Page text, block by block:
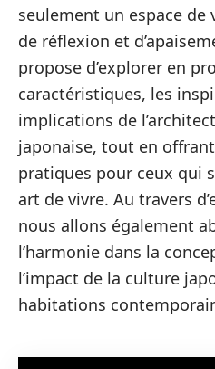
seulement un espace de
de réflexion et
propose d’explorer en
caractéristiques, les
implications de
japonaise, tout en
pratiques pour ceux qui
art de vivre. Au travers
nous allons également
l’harmonie dans la
l’impact de la culture
habitations